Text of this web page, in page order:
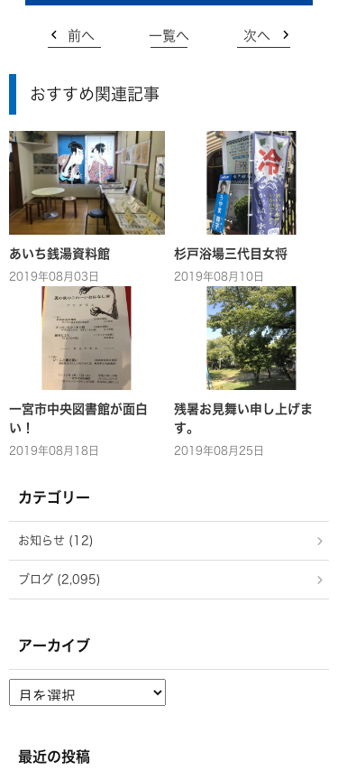
前へ 一覧へ 次へ
おすすめ関連記事
あいち銭湯資料館
2019年08月03日
杉戸浴場三代目女将
2019年08月10日
一宮市中央図書館が面白
い！
2019年08月18日
残暑お見舞い申し上げま
す。
2019年08月25日
カテゴリー
お知らせ (12)
ブログ (2,095)
アーカイブ
ー
ブ
最近の投稿